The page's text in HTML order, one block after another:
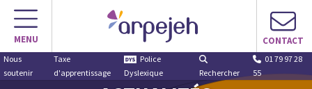
MENU CONTACT
Nous
soutenir
Taxe
d'apprentissage
Police
Dyslexique
Rechercher
01 79 97 28
55